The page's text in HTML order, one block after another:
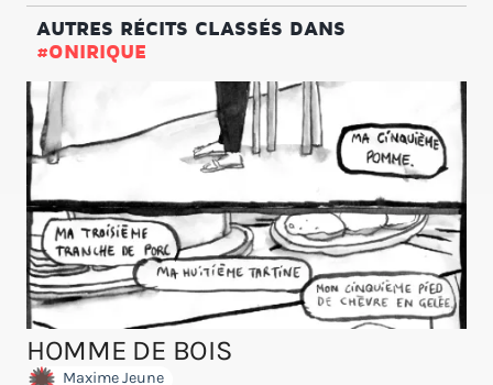
AUTRES RÉCITS CLASSÉS DANS
#ONIRIQUE
HOMME DE BOIS
Maxime Jeune